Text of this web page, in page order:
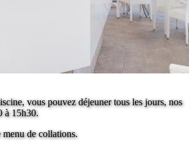
vous pouvez déjeuner tous les jours, nos
à 15h30.
menu de collations.